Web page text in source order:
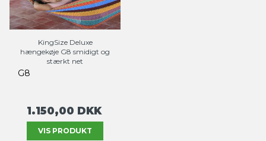
KingSize Deluxe
hængekøje G8 smidigt og
stærkt net
G8
1.150,00 DKK
VIS PRODUKT